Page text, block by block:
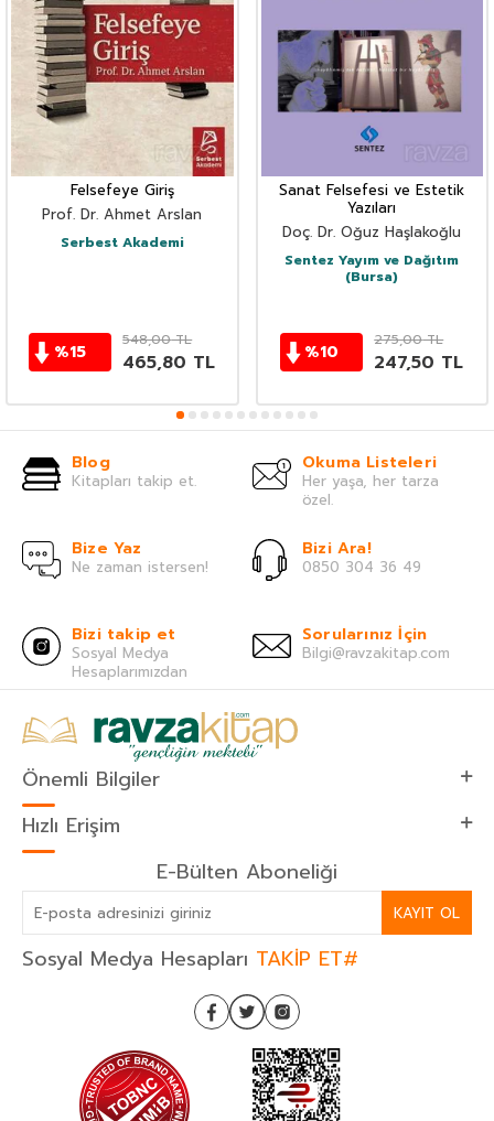
Felsefeye Giriş
Prof. Dr. Ahmet Arslan
Serbest Akademi
%15
548,00TL
465,80 TL
Sanat Felsefesi ve Estetik
Yazıları
Doç. Dr. Oğuz Haşlakoğlu
Sentez Yayım ve Dağıtım
(Bursa)
%10
275,00TL
247,50 TL
Blog
Kitapları takip et.
Okuma Listeleri
Her yaşa, her tarza
özel.
Bize Yaz
Ne zaman istersen!
Bizi Ara!
0850 304 36 49
Bizi takip et
Sosyal Medya
Hesaplarımızdan
Sorularınız İçin
Bilgi@ravzakitap.com
Önemli Bilgiler
Hızlı Erişim
E-Bülten Aboneliği
KAYIT OL
Sosyal Medya Hesapları TAKİP ET#